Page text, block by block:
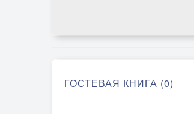
ГОСТЕВАЯ КНИГА (0)